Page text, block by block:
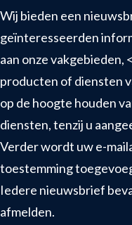
Wij bieden een
geïnteresseerden
aan onze vakgebieden,
producten of diensten
op de hoogte houden
diensten, tenzij u
Verder wordt uw e-
toestemming
Iedere nieuwsbrief
afmelden.